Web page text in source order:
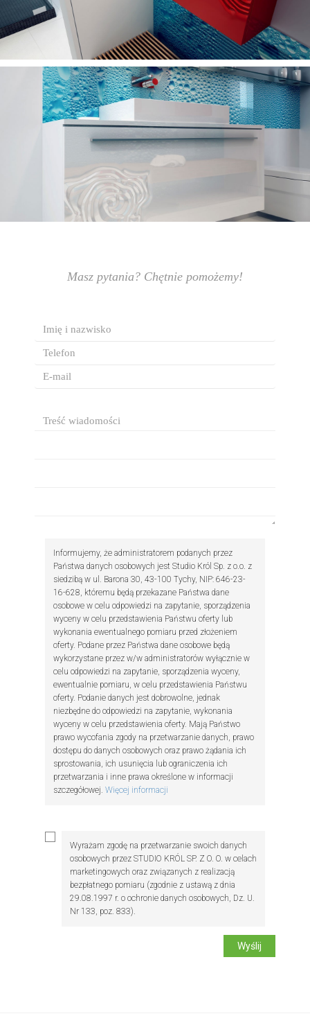
Masz pytania? Chętnie pomożemy!
Informujemy, że administratorem podanych przez
Państwa danych osobowych jest Studio Król Sp. z o.o. z
siedzibą w ul. Barona 30, 43-100 Tychy, NIP: 646-23-
16-628, któremu będą przekazane Państwa dane
osobowe w celu odpowiedzi na zapytanie, sporządzenia
wyceny w celu przedstawienia Państwu oferty lub
wykonania ewentualnego pomiaru przed złożeniem
oferty. Podane przez Państwa dane osobowe będą
wykorzystane przez w/w administratorów wyłącznie w
celu odpowiedzi na zapytanie, sporządzenia wyceny,
ewentualnie pomiaru, w celu przedstawienia Państwu
oferty. Podanie danych jest dobrowolne, jednak
niezbędne do odpowiedzi na zapytanie, wykonania
wyceny w celu przedstawienia oferty. Mają Państwo
prawo wycofania zgody na przetwarzanie danych, prawo
dostępu do danych osobowych oraz prawo żądania ich
sprostowania, ich usunięcia lub ograniczenia ich
przetwarzania i inne prawa określone w informacji
szczegółowej. Więcej informacji
Wyrażam zgodę na przetwarzanie swoich danych
osobowych przez STUDIO KRÓL SP. Z O. O. w celach
marketingowych oraz związanych z realizacją
bezpłatnego pomiaru (zgodnie z ustawą z dnia
29.08.1997 r. o ochronie danych osobowych, Dz. U.
Nr 133, poz. 833).
Wyślij